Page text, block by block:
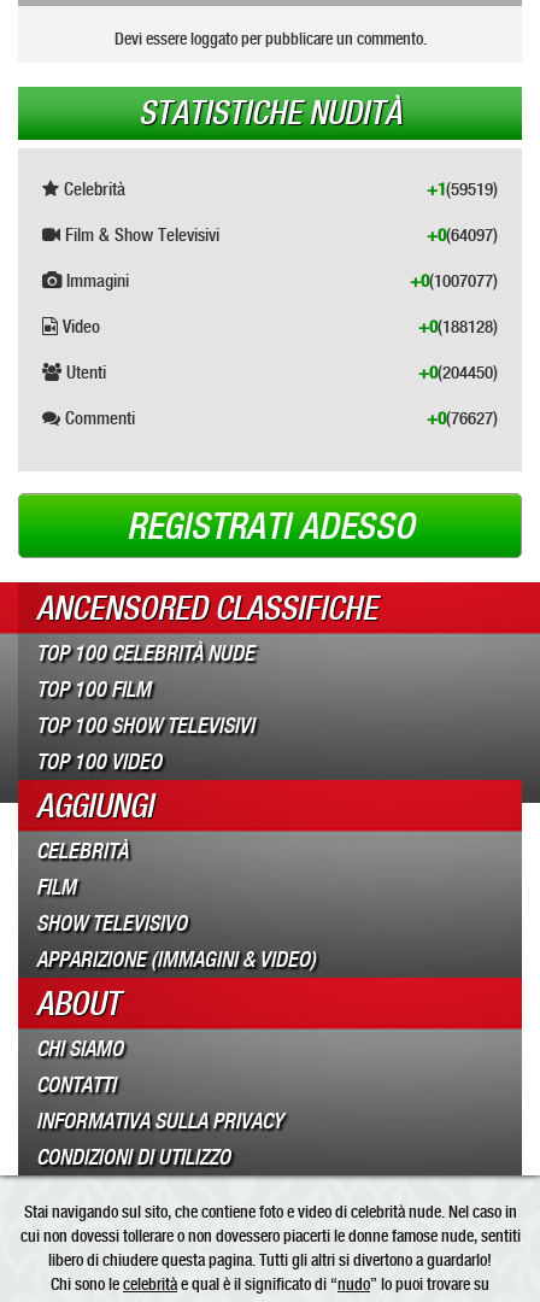
Devi essere loggato per pubblicare un commento.
STATISTICHE NUDITÀ
Celebrità (59519)
+1
Film & Show Televisivi (64097)
+0
Immagini (1007077)
+0
Video (188128)
+0
Utenti (204450)
+0
Commenti (76627)
+0
REGISTRATI ADESSO
ANCENSORED CLASSIFICHE
TOP 100 CELEBRITÀ NUDE
TOP 100 FILM
TOP 100 SHOW TELEVISIVI
TOP 100 VIDEO
AGGIUNGI
CELEBRITÀ
FILM
SHOW TELEVISIVO
APPARIZIONE (IMMAGINI & VIDEO)
ABOUT
CHI SIAMO
CONTATTI
INFORMATIVA SULLA PRIVACY
CONDIZIONI DI UTILIZZO
Stai navigando sul sito, che contiene foto e video di celebrità nude. Nel caso in
cui non dovessi tollerare o non dovessero piacerti le donne famose nude, sentiti
libero di chiudere questa pagina. Tutti gli altri si divertono a guardarlo!
Chi sono lecelebritàe qual è il significato di “nudo” lo puoi trovare su